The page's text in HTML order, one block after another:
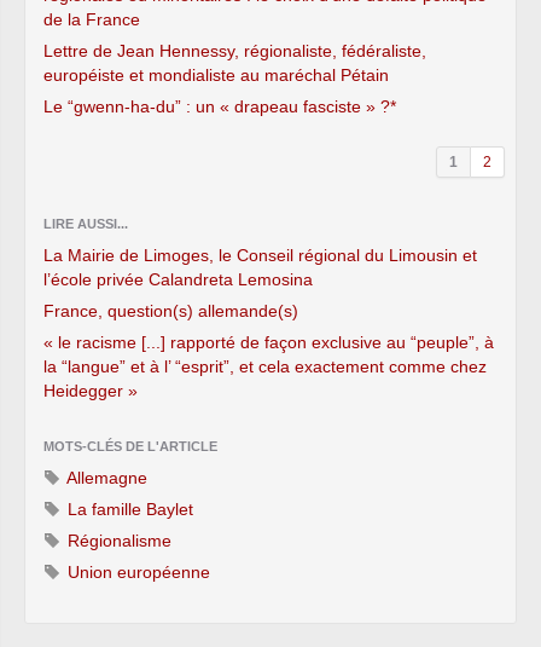
de la France
Lettre de Jean Hennessy, régionaliste, fédéraliste,
européiste et mondialiste au maréchal Pétain
Le “gwenn-ha-du” : un « drapeau fasciste » ?*
1 2
LIRE AUSSI...
La Mairie de Limoges, le Conseil régional du Limousin et
l’école privée Calandreta Lemosina
France, question(s) allemande(s)
« le racisme [...] rapporté de façon exclusive au “peuple”, à
la “langue” et à l’ “esprit”, et cela exactement comme chez
Heidegger »
MOTS-CLÉS DE L'ARTICLE
Allemagne
La famille Baylet
Régionalisme
Union européenne